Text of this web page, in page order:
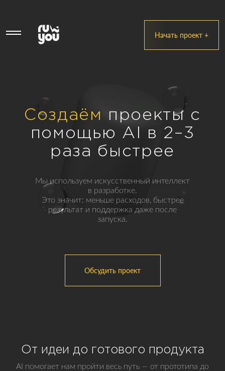
Начать проект +
Создаём
проекты с
помощью AI в 2–3
раза быстрее
Мы используем искусственный интеллект
в разработке.
Это значит: меньше расходов, быстрее
результат и поддержка даже после
запуска.
Обсудить проект
От идеи до готового продукта
AI помогает нам пройти весь путь — от прототипа до